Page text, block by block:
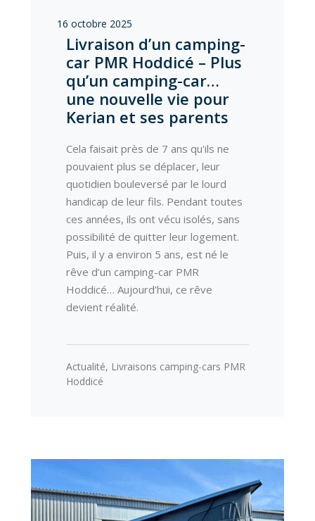
16 octobre 2025
Livraison d’un camping-
car PMR Hoddicé – Plus
qu’un camping-car…
une nouvelle vie pour
Kerian et ses parents
Cela faisait près de 7 ans qu'ils ne
pouvaient plus se déplacer, leur
quotidien bouleversé par le lourd
handicap de leur fils. Pendant toutes
ces années, ils ont vécu isolés, sans
possibilité de quitter leur logement.
Puis, il y a environ 5 ans, est né le
rêve d’un camping-car PMR
Hoddicé… Aujourd’hui, ce rêve
devient réalité.
Actualité, Livraisons camping-cars PMR
Hoddicé